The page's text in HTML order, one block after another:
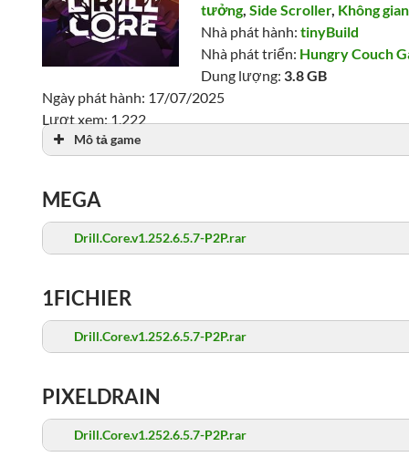
tưởng,Side Scroller, Không gian
Nhà phát hành:tinyBuild
Nhà phát triển: Hungry Couch
Dung lượng: 3.8 GB
Ngày phát hành: 17/07/2025
Lượt xem: 1,222
Mô tả game
MEGA
Drill.Core.v1.252.6.5.7-P2P.rar
1FICHIER
Drill.Core.v1.252.6.5.7-P2P.rar
PIXELDRAIN
Drill.Core.v1.252.6.5.7-P2P.rar